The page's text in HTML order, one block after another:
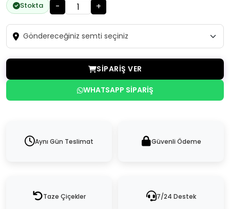
Stokta - +
SIPARIŞ VER
WHATSAPP SIPARIŞ
Aynı Gün Teslimat Güvenli Ödeme
Taze Çiçekler 7/24 Destek